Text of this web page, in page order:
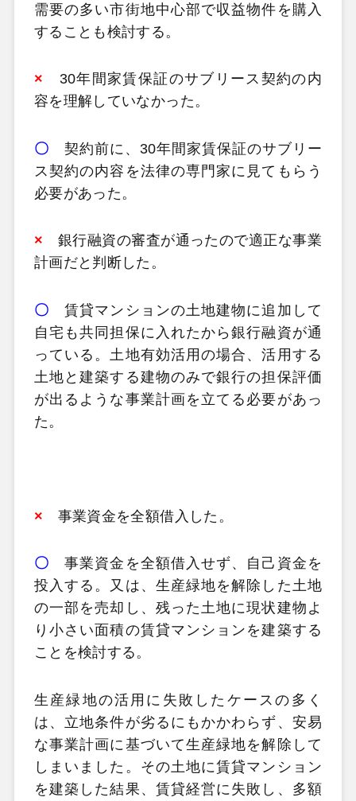
需要の多い市街地中心部で収益物件を購入
することも検討する。
× 30年間家賃保証のサブリース契約の内
容を理解していなかった。
〇 契約前に、30年間家賃保証のサブリー
ス契約の内容を法律の専門家に見てもらう
必要があった。
× 銀行融資の審査が通ったので適正な事業
計画だと判断した。
〇 賃貸マンションの土地建物に追加して
自宅も共同担保に入れたから銀行融資が通
っている。土地有効活用の場合、活用する
土地と建築する建物のみで銀行の担保評価
が出るような事業計画を立てる必要があっ
た。
× 事業資金を全額借入した。
〇 事業資金を全額借入せず、自己資金を
投入する。又は、生産緑地を解除した土地
の一部を売却し、残った土地に現状建物よ
り小さい面積の賃貸マンションを建築する
ことを検討する。
生産緑地の活用に失敗したケースの多く
は、立地条件が劣るにもかかわらず、安易
な事業計画に基づいて生産緑地を解除して
しまいました。その土地に賃貸マンション
を建築した結果、賃貸経営に失敗し、多額